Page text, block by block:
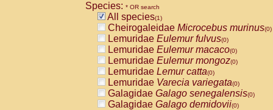
Species: * OR search
All species(1)
Cheirogaleidae Microcebus murinus(0)
Lemuridae Eulemur fulvus(0)
Lemuridae Eulemur macaco(0)
Lemuridae Eulemur mongoz(0)
Lemuridae Lemur catta(0)
Lemuridae Varecia variegata(0)
Galagidae Galago senegalensis(0)
Galagidae Galago demidovii(0)